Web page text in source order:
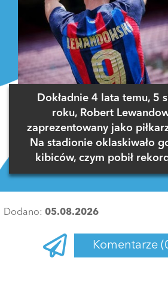
Dokładnie 4 lata temu, 5
roku, Robert
zaprezentowany jako
Na stadionie oklaskiwało
kibiców, czym pobił
Dodano: 05.08.2026
Komentarze